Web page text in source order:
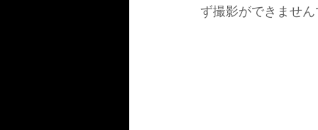
ず撮影ができませ